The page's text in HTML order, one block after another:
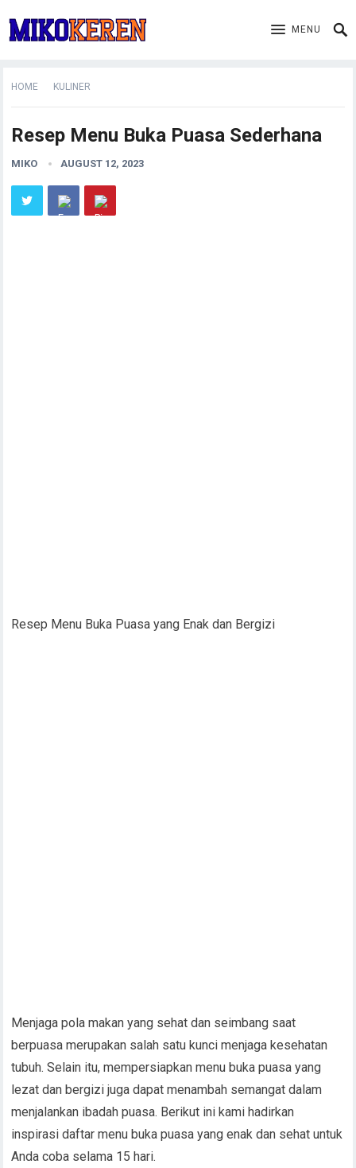
MENU
HOME KULINER
Resep Menu Buka Puasa Sederhana
MIKO AUGUST 12, 2023
Resep Menu Buka Puasa yang Enak dan Bergizi
Menjaga pola makan yang sehat dan seimbang saat
berpuasa merupakan salah satu kunci menjaga kesehatan
tubuh. Selain itu, mempersiapkan menu buka puasa yang
lezat dan bergizi juga dapat menambah semangat dalam
menjalankan ibadah puasa. Berikut ini kami hadirkan
inspirasi daftar menu buka puasa yang enak dan sehat untuk
Anda coba selama 15 hari.